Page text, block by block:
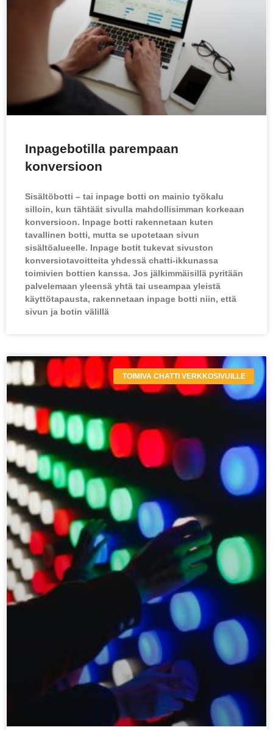
Inpagebotilla parempaan
konversioon
Sisältöbotti – tai inpage botti on mainio työkalu
silloin, kun tähtäät sivulla mahdollisimman korkeaan
konversioon. Inpage botti rakennetaan kuten
tavallinen botti, mutta se upotetaan sivun
sisältöalueelle. Inpage botit tukevat sivuston
konversiotavoitteita yhdessä chatti-ikkunassa
toimivien bottien kanssa. Jos jälkimmäisillä pyritään
palvelemaan yleensä yhtä tai useampaa yleistä
käyttötapausta, rakennetaan inpage botti niin, että
sivun ja botin välillä
TOIMIVA CHATTI VERKKOSIVUILLE